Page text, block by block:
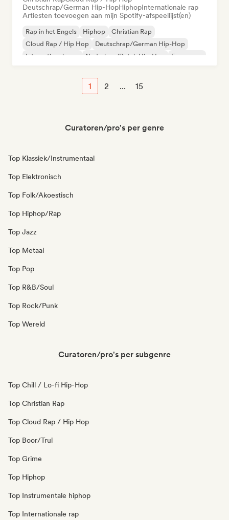
Deutschrap/German Hip-HopHiphopInternationale rap
Artiesten toevoegen aan mijn Spotify-afspeellijst(en)
Rap in het Engels Hiphop
Christian Rap
Cloud Rap / Hip Hop
Deutschrap/German Hip-Hop
Internationale rap
Nederhop/Dutch Hip-Hop Franse rap
1 2 ... 15
Curatoren/pro's per genre
Top Klassiek/Instrumentaal
Top Elektronisch
Top Folk/Akoestisch
Top Hiphop/Rap
Top Jazz
Top Metaal
Top Pop
Top R&B/Soul
Top Rock/Punk
Top Wereld
Curatoren/pro's per subgenre
Top Chill / Lo-fi Hip-Hop
Top Christian Rap
Top Cloud Rap / Hip Hop
Top Boor/Trui
Top Grime
Top Hiphop
Top Instrumentale hiphop
Top Internationale rap